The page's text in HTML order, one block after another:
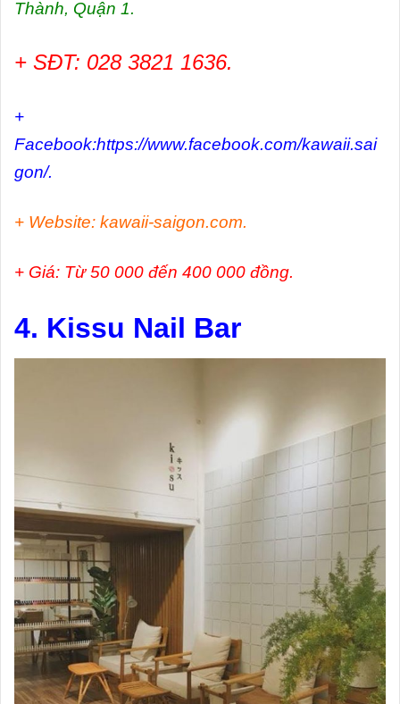
Thành, Quận 1.
+ SĐT: 028 3821 1636.
+
Facebook:https://www.facebook.com/kawaii.sai
gon/.
+ Website: kawaii-saigon.com.
+ Giá: Từ 50 000 đến 400 000 đồng.
4. Kissu Nail Bar